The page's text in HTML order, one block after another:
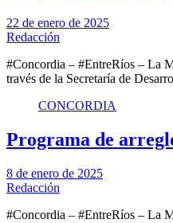
22 de enero de 2025
Redacción
#Concordia – #EntreRíos – La
través de la Secretaría de
CONCORDIA
Programa de
8 de enero de 2025
Redacción
#Concordia – #EntreRíos – La